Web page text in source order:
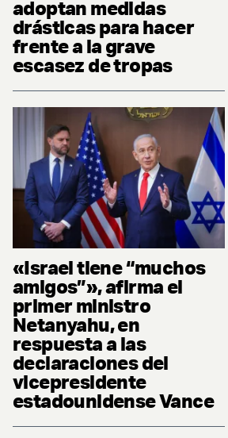
adoptan medidas
drásticas para hacer
frente a la grave
escasez de tropas
«Israel tiene “muchos
amigos”», afirma el
primer ministro
Netanyahu, en
respuesta a las
declaraciones del
vicepresidente
estadounidense Vance